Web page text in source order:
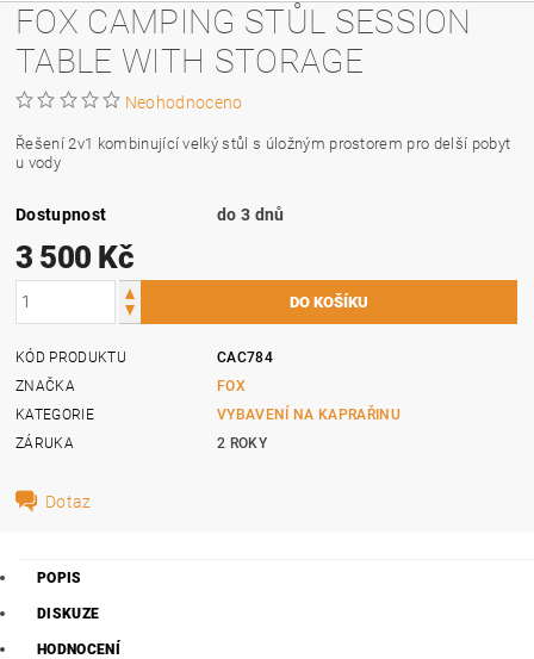
FOX CAMPING STŮL SESSION
TABLE WITH STORAGE
Neohodnoceno
Řešení 2v1 kombinující velký stůl s úložným prostorem pro delší pobyt
u vody
Dostupnost do 3 dnů
3 500 Kč
KÓD PRODUKTU
CAC784
ZNAČKA
FOX
KATEGORIE
VYBAVENÍ NA KAPRAŘINU
ZÁRUKA
2 ROKY
Dotaz
POPIS
DISKUZE
HODNOCENÍ